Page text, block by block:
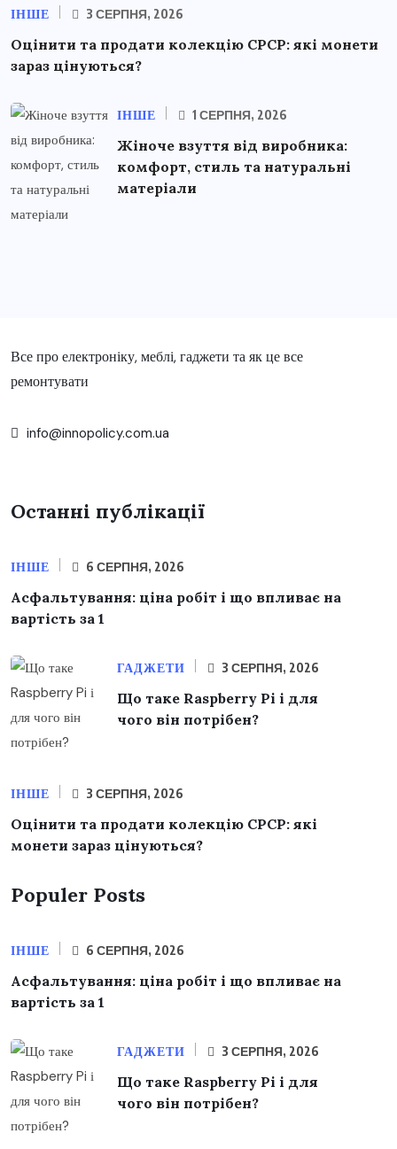
ІНШЕ 3 СЕРПНЯ, 2026
Оцінити та продати колекцію СРСР: які монети
зараз цінуються?
ІНШЕ 1 СЕРПНЯ, 2026
Жіноче взуття від виробника:
комфорт, стиль та натуральні
матеріали
Все про електроніку, меблі, гаджети та як це все
ремонтувати
info@innopolicy.com.ua
Останні публікації
ІНШЕ 6 СЕРПНЯ, 2026
Асфальтування: ціна робіт і що впливає на
вартість за 1
ГАДЖЕТИ 3 СЕРПНЯ, 2026
Що таке Raspberry Pi і для
чого він потрібен?
ІНШЕ 3 СЕРПНЯ, 2026
Оцінити та продати колекцію СРСР: які
монети зараз цінуються?
Populer Posts
ІНШЕ 6 СЕРПНЯ, 2026
Асфальтування: ціна робіт і що впливає на
вартість за 1
ГАДЖЕТИ 3 СЕРПНЯ, 2026
Що таке Raspberry Pi і для
чого він потрібен?